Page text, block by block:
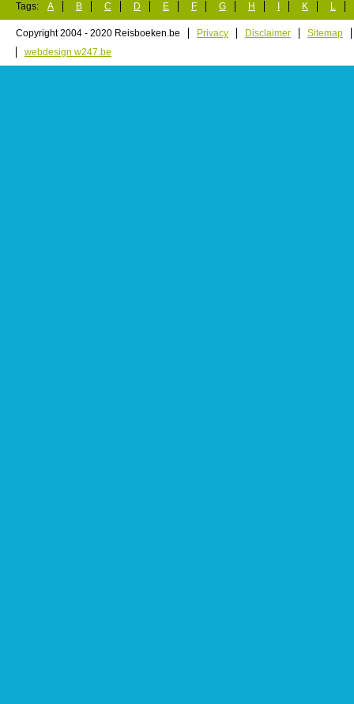
Tags: A B C D E F G H K L
Copyright 2004 - 2020 Reisboeken.be Privacy Disclaimer
Sitemap
webdesign w247.be